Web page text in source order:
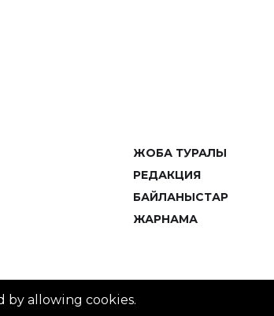
ЖОБА ТУРАЛЫ
РЕДАКЦИЯ
БАЙЛАНЫСТАР
ЖАРНАМА
by allowing cookies.